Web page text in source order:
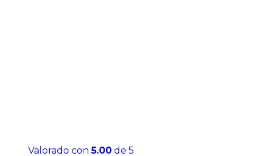
Valorado con5.00 de 5